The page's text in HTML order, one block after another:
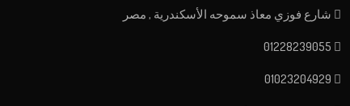
شارع فوزي معاذ سموحه الأسكندرية , مصر